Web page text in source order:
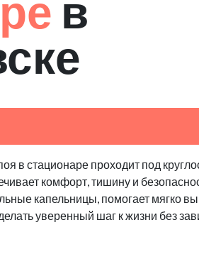
в
в стационаре проходит под
комфорт, тишину и
капельницы, помогает мягко
уверенный шаг к жизни без